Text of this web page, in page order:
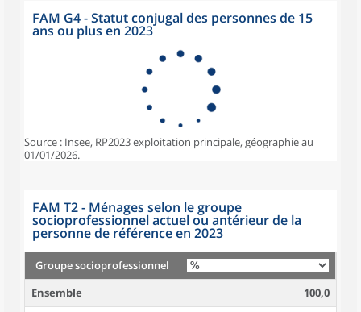
FAM G4 - Statut conjugal des personnes de 15
ans ou plus en 2023
Source : Insee, RP2023 exploitation principale, géographie au
01/01/2026.
FAM T2 - Ménages selon le groupe
socioprofessionnel actuel ou antérieur de la
personne de référence en 2023
Groupe socioprofessionnel
Ensemble
100,0